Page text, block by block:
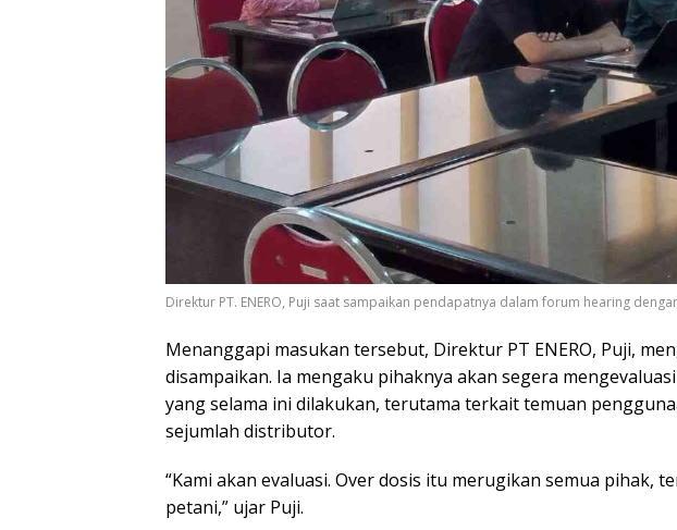
Direktur PT. ENERO, Puji saat sampaikan pendapatnya dalam forum hearing
Menanggapi masukan tersebut, Direktur PT ENERO, Puji,
disampaikan. Ia mengaku pihaknya akan segera
yang selama ini dilakukan, terutama terkait temuan
sejumlah distributor.
“Kami akan evaluasi. Over dosis itu merugikan semua pihak,
petani,” ujar Puji.